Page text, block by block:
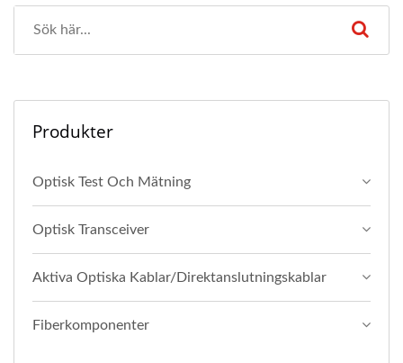
Produkter
Optisk Test Och Mätning
Optisk Transceiver
Aktiva Optiska Kablar/direktanslutningskablar
Fiberkomponenter